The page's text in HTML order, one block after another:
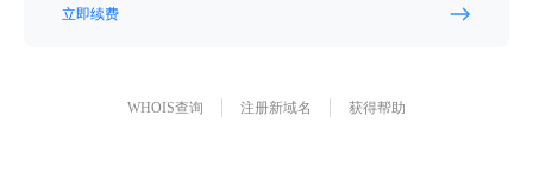
立即续费
WHOIS查询 注册新域名 获得帮助